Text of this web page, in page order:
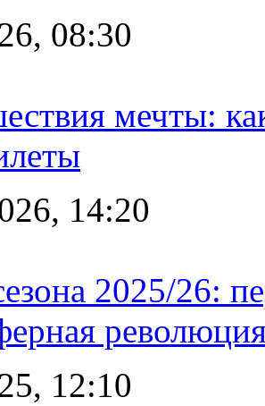
08:30
мечты:
14:20
2025/26:
12:10